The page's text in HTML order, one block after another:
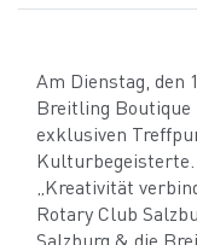
Am Dienstag, den
Breitling Boutique
exklusiven
„Kreativität
Rotary Club
Salzburg & die